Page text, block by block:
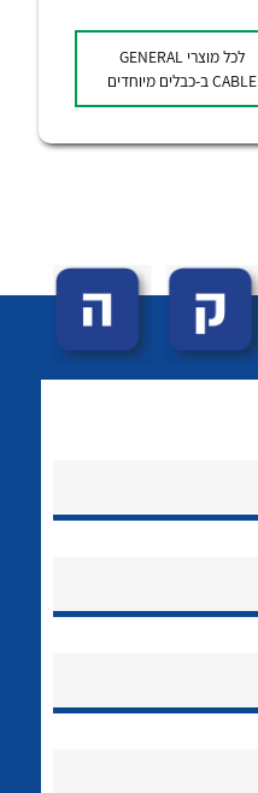
לכל מוצריGENERAL
CABLEב-כבלים מיוחדים